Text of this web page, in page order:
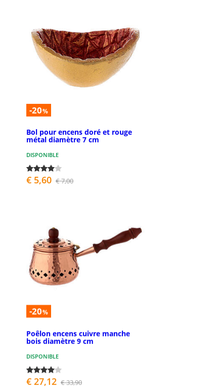
-20%
Bol pour encens doré et rouge
métal diamètre 7 cm
DISPONIBLE
€ 5,60 € 7,00
-20%
Poêlon encens cuivre manche
bois diamètre 9 cm
DISPONIBLE
€ 27,12 € 33,90